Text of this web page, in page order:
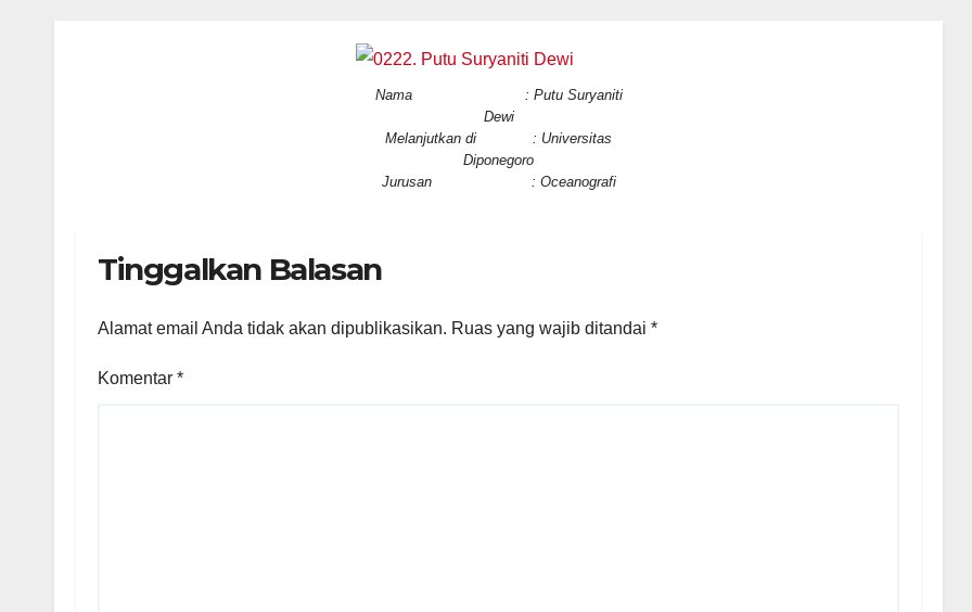
Nama : Putu Suryaniti
Dewi
Melanjutkan di : Universitas
Diponegoro
Jurusan : Oceanografi
Tinggalkan Balasan
Alamat email Anda tidak akan dipublikasikan. Ruas yang wajib ditandai *
Komentar *